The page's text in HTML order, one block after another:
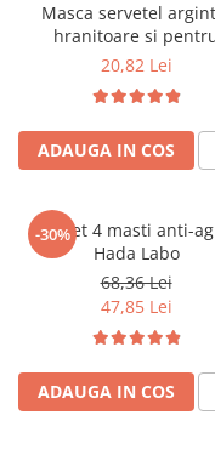
Masca servetel
hranitoare si
fermitate, 20 ml -
20,82 Lei
ADAUGA IN COS
-30%
Pachet 4 masti anti-
Hada Labo
68,36 Lei
47,85 Lei
ADAUGA IN COS